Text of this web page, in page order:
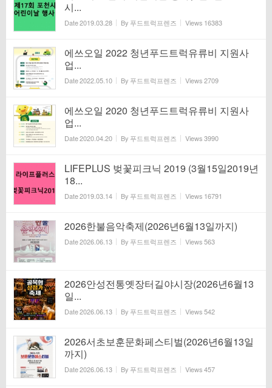
시...
Date2019.03.28 By 푸드트럭프렌즈 Views 16383
에쓰오일 2022 청년푸드트럭유류비 지원사
업...
Date2022.05.10 By 푸드트럭프렌즈 Views2709
에쓰오일 2020 청년푸드트럭유류비 지원사
업...
Date2020.04.20 By 푸드트럭프렌즈 Views3990
LIFEPLUS 벚꽃피크닉 2019 (3월15일2019년
18...
Date2019.03.14 By 푸드트럭프렌즈 Views 16791
2026한불음악축제(2026년6월13일까지)
Date2026.06.13 By 푸드트럭프렌즈 Views563
2026안성전통옛장터길야시장(2026년6월13
일...
Date2026.06.13 By 푸드트럭프렌즈 Views542
2026서초보훈문화페스티벌(2026년6월13일
까지)
Date2026.06.13 By 푸드트럭프렌즈 Views457